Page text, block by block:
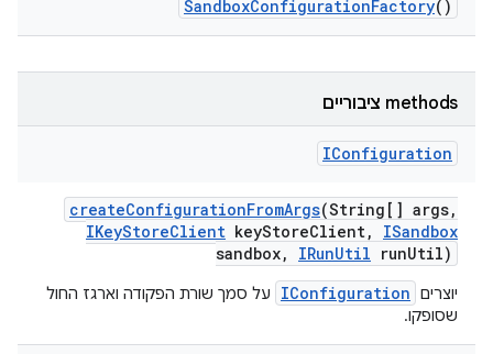
SandboxConfigurationFactory()
‫methods ציבוריים
IConfiguration
createConfigurationFromArgs(String[] args,
IKeyStoreClient keyStoreClient,
ISandbox
sandbox, IRunUtil runUtil)
יוצרים IConfiguration
על סמך שורת הפקודה וארגז החול
שסופקו.